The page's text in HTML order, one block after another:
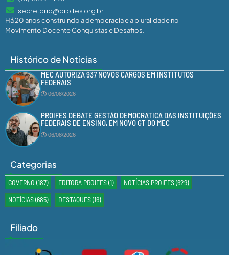
secretaria@proifes.org.br
Há 20 anos construindo a democracia e a pluralidade no
Movimento Docente Conquistas e Desafios.
Histórico de Notícias
MEC AUTORIZA 937 NOVOS CARGOS EM INSTITUTOS
FEDERAIS
06/08/2026
PROIFES DEBATE GESTÃO DEMOCRÁTICA DAS INSTITUIÇÕES
FEDERAIS DE ENSINO, EM NOVO GT DO MEC
06/08/2026
Categorias
GOVERNO (187) EDITORA PROIFES(1) NOTÍCIAS PROIFES(629)
NOTÍCIAS(685) DESTAQUES(16)
Filiado